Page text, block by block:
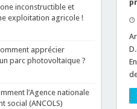
inconstructible et
exploitation agricole !
apprécier
parc photovoltaïque ?
l’Agence nationale
social (ANCOLS)